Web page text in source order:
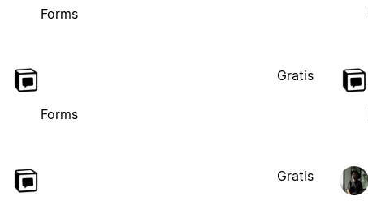
Forms
Forms
Gratis
Gratis